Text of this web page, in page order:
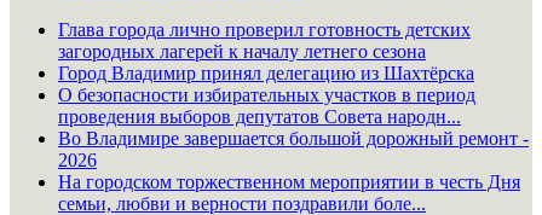
Глава города лично проверил готовность детских
загородных лагерей к началу летнего сезона
Город Владимир принял делегацию из Шахтёрска
О безопасности избирательных участков в период
проведения выборов депутатов Совета народн...
Во Владимире завершается большой дорожный ремонт -
2026
На городском торжественном мероприятии в честь Дня
семьи, любви и верности поздравили боле...